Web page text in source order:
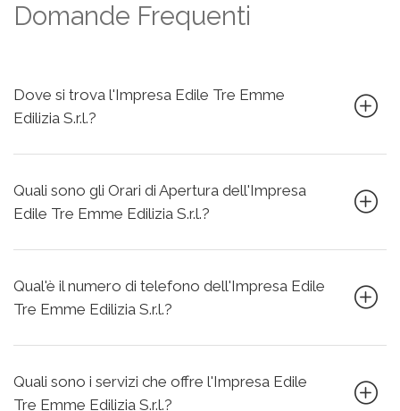
Domande Frequenti
Dove si trova l'Impresa Edile Tre Emme
Edilizia S.r.l.?
Quali sono gli Orari di Apertura dell'Impresa
Edile Tre Emme Edilizia S.r.l.?
Qual'è il numero di telefono dell'Impresa Edile
Tre Emme Edilizia S.r.l.?
Quali sono i servizi che offre l'Impresa Edile
Tre Emme Edilizia S.r.l.?